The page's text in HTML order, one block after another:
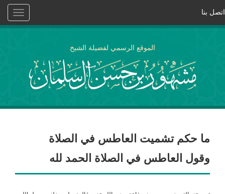
Toggle
اتصل بنا
الموقع الرسمي لفضيلة الشيخ
ما حكم تشميت العاطس في الصلاة
وقول العاطس في الصلاة الحمد لله